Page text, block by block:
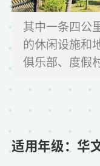
其中一条四公
的休闲设施和
俱乐部、度假
适用年级：华